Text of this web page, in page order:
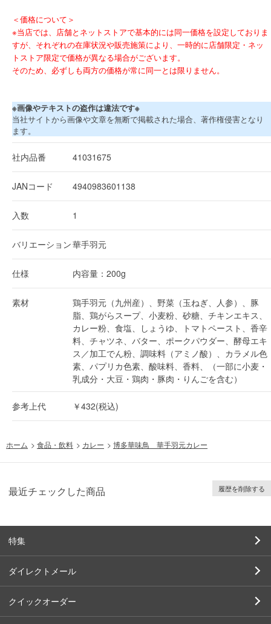
＜価格について＞
※当店では、店舗とネットストアで基本的には同一価格を設定しておりま
すが、それぞれの在庫状況や販売施策により、一時的に店舗限定・ネッ
トストア限定で価格が異なる場合がございます。
そのため、必ずしも両方の価格が常に同一とは限りません。
※画像やテキストの盗作は違法です※
当社サイトから画像や文章を無断で掲載された場合、著作権侵害となり
ます。
社内品番 41031675
JANコード 4940983601138
入数 1
バリエーション華手羽元
仕様 内容量：200g
素材
鶏手羽元（九州産）、野菜（玉ねぎ、人参）、豚
脂、鶏がらスープ、小麦粉、砂糖、チキンエキス、
カレー粉、食塩、しょうゆ、トマトペースト、香辛
料、チャツネ、バター、ポークパウダー、酵母エキ
ス／加工でん粉、調味料（アミノ酸）、カラメル色
素、パプリカ色素、酸味料、香料、（一部に小麦・
乳成分・大豆・鶏肉・豚肉・りんごを含む）
参考上代 ￥432(税込)
ホーム > 食品・飲料 > カレー > 博多華味鳥 華手羽元カレー
最近チェックした商品 履歴を削除する
特集
ダイレクトメール
クイックオーダー